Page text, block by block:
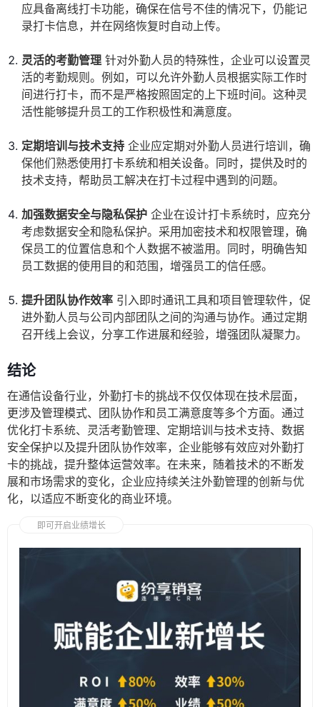
应具备离线打卡功能，确保在信号不佳的情况下，仍能记
录打卡信息，并在网络恢复时自动上传。
灵活的考勤管理 针对外勤人员的特殊性，企业可以设置灵
活的考勤规则。例如，可以允许外勤人员根据实际工作时
间进行打卡，而不是严格按照固定的上下班时间。这种灵
活性能够提升员工的工作积极性和满意度。
定期培训与技术支持 企业应定期对外勤人员进行培训，确
保他们熟悉使用打卡系统和相关设备。同时，提供及时的
技术支持，帮助员工解决在打卡过程中遇到的问题。
加强数据安全与隐私保护 企业在设计打卡系统时，应充分
考虑数据安全和隐私保护。采用加密技术和权限管理，确
保员工的位置信息和个人数据不被滥用。同时，明确告知
员工数据的使用目的和范围，增强员工的信任感。
提升团队协作效率 引入即时通讯工具和项目管理软件，促
进外勤人员与公司内部团队之间的沟通与协作。通过定期
召开线上会议，分享工作进展和经验，增强团队凝聚力。
结论
在通信设备行业，外勤打卡的挑战不仅仅体现在技术层面，
更涉及管理模式、团队协作和员工满意度等多个方面。通过
优化打卡系统、灵活考勤管理、定期培训与技术支持、数据
安全保护以及提升团队协作效率，企业能够有效应对外勤打
卡的挑战，提升整体运营效率。在未来，随着技术的不断发
展和市场需求的变化，企业应持续关注外勤管理的创新与优
化，以适应不断变化的商业环境。
即可开启业绩增长